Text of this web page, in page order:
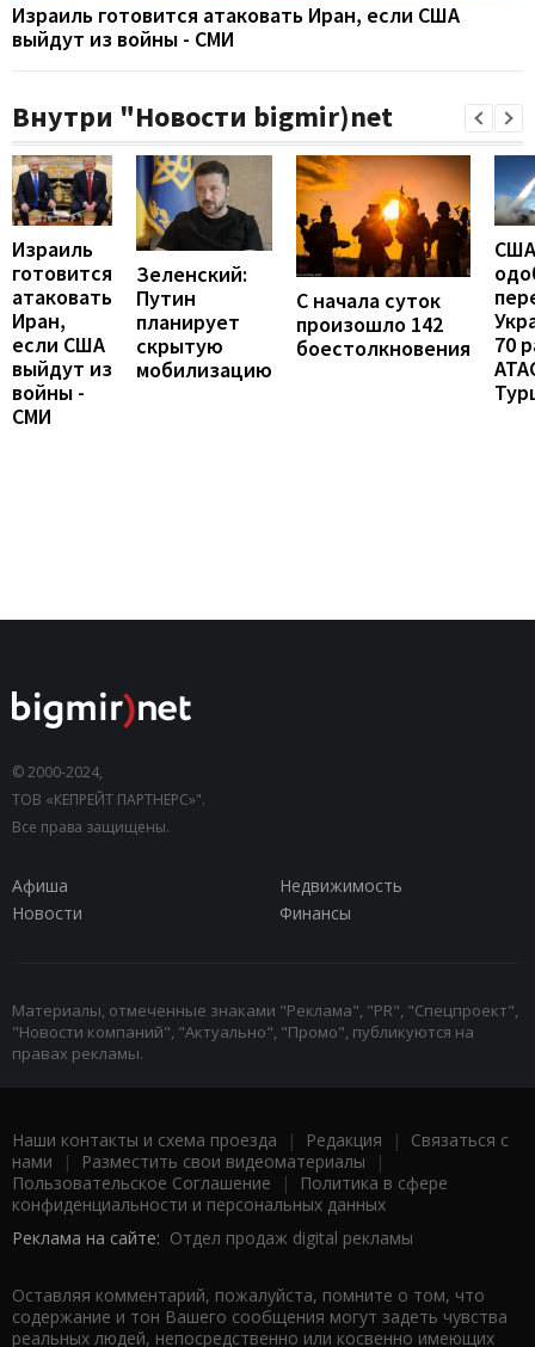
Израиль готовится атаковать Иран, если США
выйдут из войны - СМИ
Внутри "Новости bigmir)net
Израиль
готовится
атаковать
Иран,
если США
выйдут из
войны -
СМИ
Зеленский:
Путин
планирует
скрытую
мобилизацию
С начала суток
произошло 142
боестолкновения
США
70
© 2000-2024,
ТОВ «КЕПРЕЙТ ПАРТНЕРС»".
Все права защищены.
Афиша
Недвижимость
Новости
Финансы
Материалы, отмеченные знаками "Реклама", "PR", "Спецпроект",
"Новости компаний", "Актуально", "Промо", публикуются на
правах рекламы.
Наши контакты и схема проезда | Редакция | Связаться с
нами | Разместить свои видеоматериалы |
Пользовательское Соглашение |
Политика в сфере
конфиденциальности и персональных данных
Реклама на сайте: Отдел продаж digital рекламы
Оставляя комментарий, пожалуйста, помните о том, что
содержание и тон Вашего сообщения могут задеть чувства
реальных людей, непосредственно или косвенно имеющих